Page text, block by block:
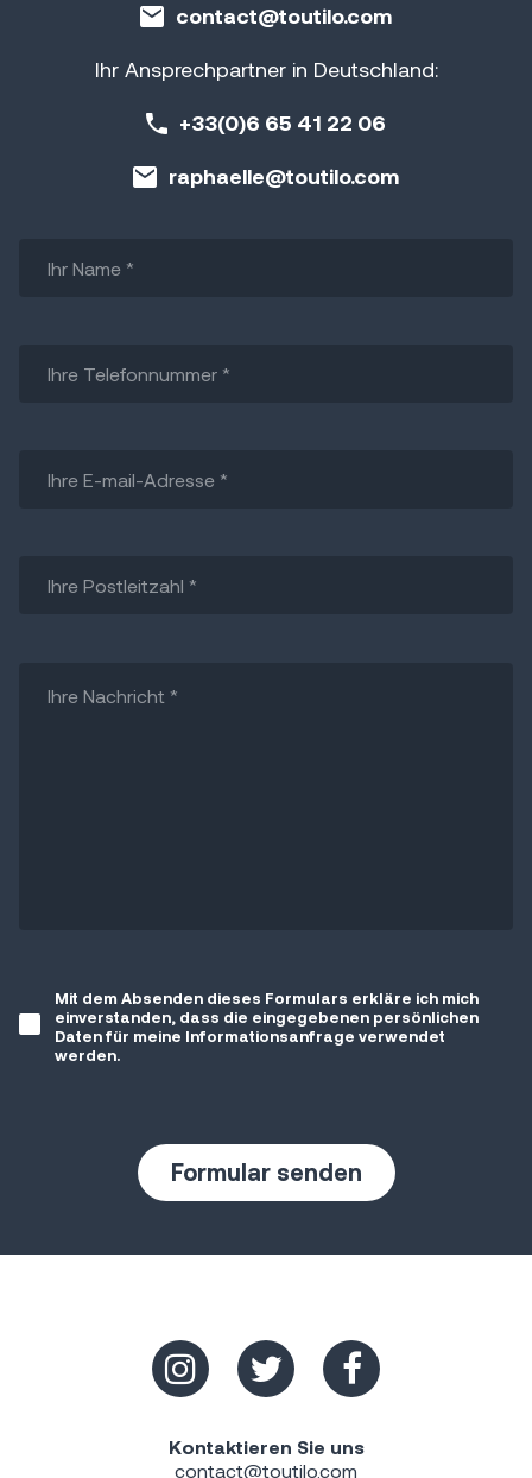
contact@toutilo.com
Ihr Ansprechpartner in Deutschland:
+33(0)6 65 41 22 06
raphaelle@toutilo.com
Mit dem Absenden dieses Formulars erkläre ich mich
einverstanden, dass die eingegebenen persönlichen
Daten für meine Informationsanfrage verwendet
werden.
Kontaktieren Sie uns
contact@toutilo.com